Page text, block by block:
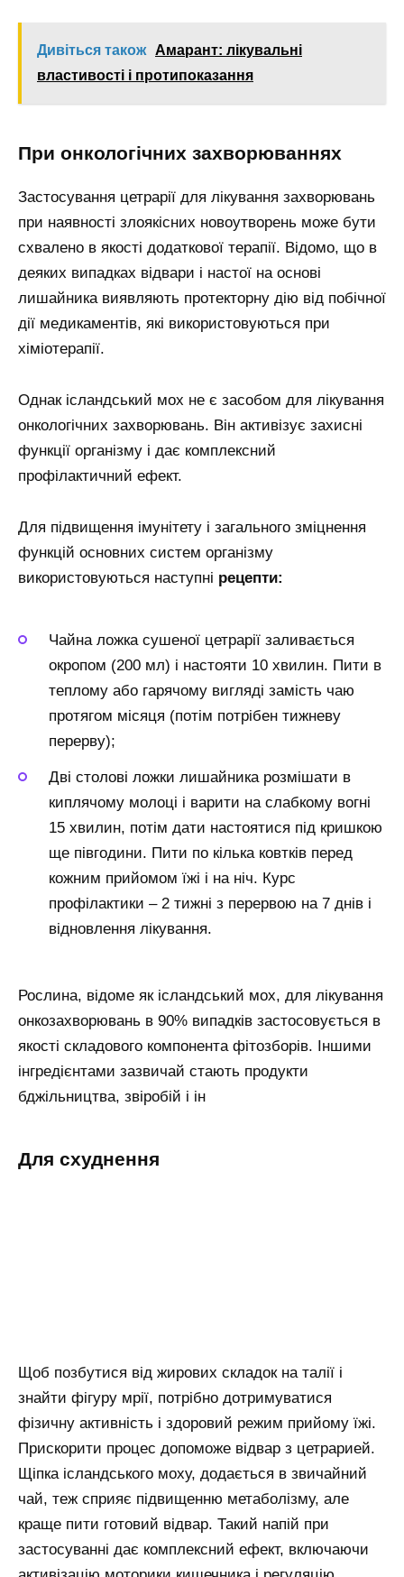
Дивіться також
Амарант: лікувальні
властивості і протипоказання
При онкологічних захворюваннях
Застосування цетрарії для лікування захворювань
при наявності злоякісних новоутворень може бути
схвалено в якості додаткової терапії. Відомо, що в
деяких випадках відвари і настої на основі
лишайника виявляють протекторну дію від побічної
дії медикаментів, які використовуються при
хіміотерапії.
Однак ісландський мох не є засобом для лікування
онкологічних захворювань. Він активізує захисні
функції організму і дає комплексний
профілактичний ефект.
Для підвищення імунітету і загального зміцнення
функцій основних систем організму
використовуються наступні рецепти:
Чайна ложка сушеної цетрарії заливається
окропом (200 мл) і настояти 10 хвилин. Пити в
теплому або гарячому вигляді замість чаю
протягом місяця (потім потрібен тижневу
перерву);
Дві столові ложки лишайника розмішати в
киплячому молоці і варити на слабкому вогні
15 хвилин, потім дати настоятися під кришкою
ще півгодини. Пити по кілька ковтків перед
кожним прийомом їжі і на ніч. Курс
профілактики – 2 тижні з перервою на 7 днів і
відновлення лікування.
Рослина, відоме як ісландський мох, для лікування
онкозахворювань в 90% випадків застосовується в
якості складового компонента фітозборів. Іншими
інгредієнтами зазвичай стають продукти
бджільництва, звіробій і ін
Для схуднення
Щоб позбутися від жирових складок на талії і
знайти фігуру мрії, потрібно дотримуватися
фізичну активність і здоровий режим прийому їжі.
Прискорити процес допоможе відвар з цетрарией.
Щіпка ісландського моху, додається в звичайний
чай, теж сприяє підвищенню метаболізму, але
краще пити готовий відвар. Такий напій при
застосуванні дає комплексний ефект, включаючи